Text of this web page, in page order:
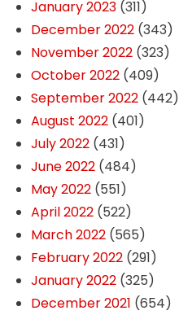
January 2023(311)
December 2022(343)
November 2022(323)
October 2022(409)
September 2022(442)
August 2022(401)
July 2022(431)
June 2022(484)
May 2022(551)
April 2022(522)
March 2022(565)
February 2022(291)
January 2022(325)
December 2021 (654)